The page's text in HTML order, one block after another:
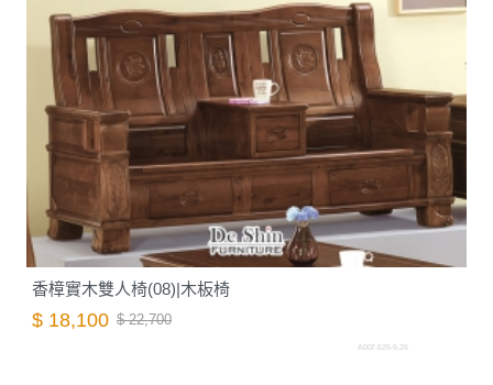
香樟實木雙人椅(08)|木板椅
$ 18,100 $ 22,700
A007.625-9.26